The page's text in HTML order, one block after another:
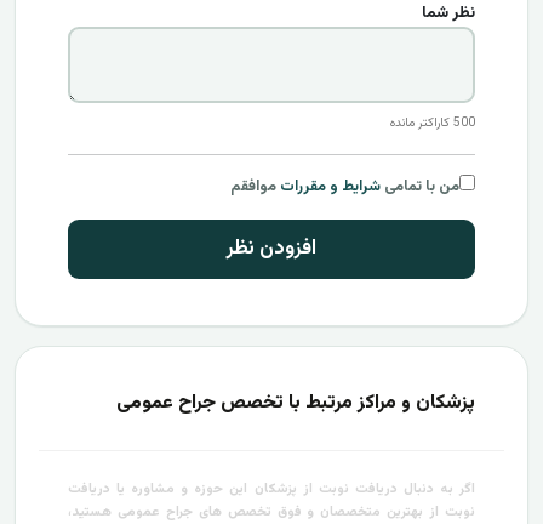
نظر شما
500کاراکتر مانده
من با تمامیشرایط و مقررات موافقم
افزودن نظر
پزشکان و مراکز مرتبط با تخصص جراح عمومی
اگر به دنبال دریافت نوبت از پزشکان این حوزه و مشاوره یا دریافت
نوبت از بهترین متخصصان و فوق تخصص های جراح عمومی هستید،